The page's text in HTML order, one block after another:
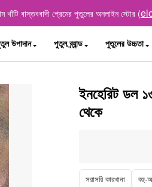
বাস্তববাদী প্রেমের পুতুলের অনলাইন স্টোর (
উপাদান পুতুল ব্র্যান্ড পুতুলের উচ্চতা
ইনহেরিট ডল
থেকে
সরাসরি কারখানা বহু-